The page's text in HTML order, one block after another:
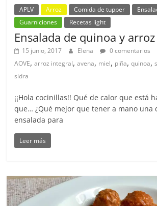
APLV Arroz Comida de tupper
Guarniciones
Recetas light
Ensalada de quinoa y
15 junio, 2017 Elena 0 comentarios
AOVE,arroz integral,avena, miel, piña,quinoa,
sidra
¡¡Hola cocinillas!! Qué de calor que está
que… ¿Qué mejor que tener a mano una
ensalada para
Leer más